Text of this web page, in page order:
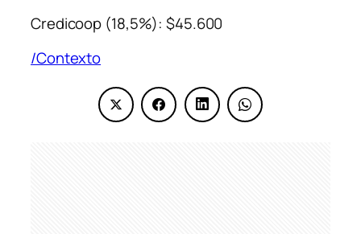
Credicoop (18,5%): $45.600
/Contexto